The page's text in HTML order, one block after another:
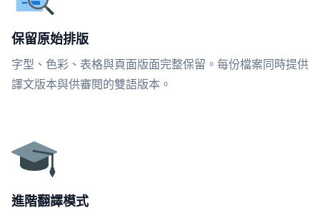
保留原始排版
字型、色彩、表格與頁面版面完整保留。每份檔案同時提供
譯文版本與供審閱的雙語版本。
進階翻譯模式